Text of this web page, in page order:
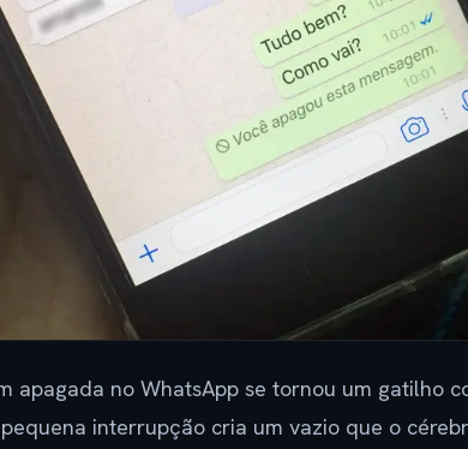
apagada no WhatsApp se tornou um gatilho
interrupção cria um vazio que o